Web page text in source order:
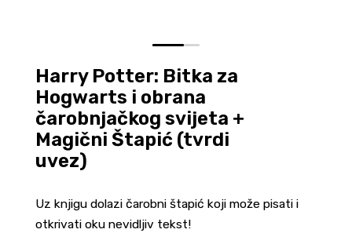
0 1
Harry Potter: Bitka za
Hogwarts i obrana
čarobnjačkog svijeta +
Magični Štapić (tvrdi
uvez)
Uz knjigu dolazi čarobni štapić koji može pisati i
otkrivati oku nevidljiv tekst!